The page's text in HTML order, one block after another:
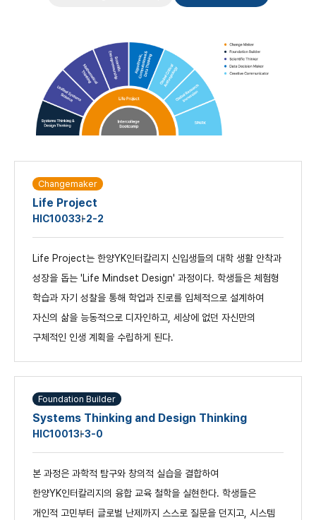
Changemaker
Life Project
HIC10033-2-2
Life Project는 한양YK인터칼리지 신입생들의 대학 생활 안착과
성장을 돕는 'Life Mindset Design' 과정이다. 학생들은 체험형
학습과 자기 성찰을 통해 학업과 진로를 입체적으로 설계하여
자신의 삶을 능동적으로 디자인하고, 세상에 없던 자신만의
구체적인 인생 계획을 수립하게 된다.
Foundation Builder
Systems Thinking and Design Thinking
HIC1001 3-3-0
본 과정은 과학적 탐구와 창의적 실습을 결합하여
한양YK인터칼리지의 융합 교육 철학을 실현한다. 학생들은
개인적 고민부터 글로벌 난제까지 스스로 질문을 던지고, 시스템